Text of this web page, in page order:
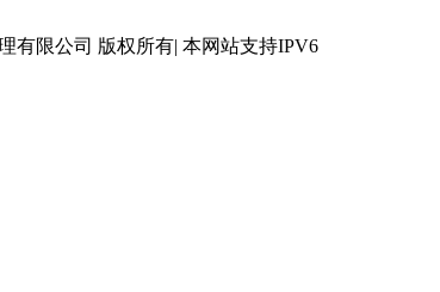
有限公司 版权所有| 本网站支持IPV6